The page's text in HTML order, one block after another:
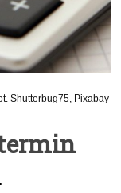
Shutterbug75, Pixabay